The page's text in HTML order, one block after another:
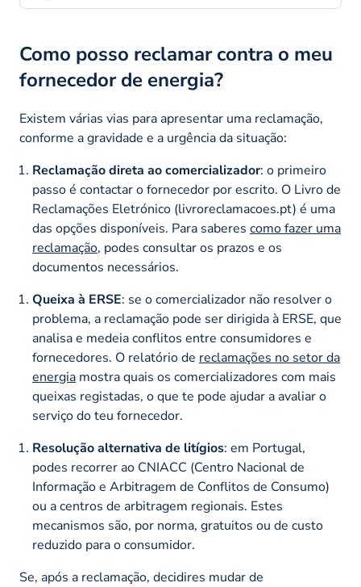
Como posso reclamar contra o meu
fornecedor de energia?
Existem várias vias para apresentar uma reclamação,
conforme a gravidade e a urgência da situação:
Reclamação direta ao comercializador: o primeiro
passo é contactar o fornecedor por escrito. O Livro de
Reclamações Eletrónico (livroreclamacoes.pt) é uma
das opções disponíveis. Para saberes como fazer uma
reclamação, podes consultar os prazos e os
documentos necessários.
Queixa à ERSE: se o comercializador não resolver o
problema, a reclamação pode ser dirigida à ERSE, que
analisa e medeia conflitos entre consumidores e
fornecedores. O relatório de reclamações no setor da
energia mostra quais os comercializadores com mais
queixas registadas, o que te pode ajudar a avaliar o
serviço do teu fornecedor.
Resolução alternativa de litígios: em Portugal,
podes recorrer ao CNIACC (Centro Nacional de
Informação e Arbitragem de Conflitos de Consumo)
ou a centros de arbitragem regionais. Estes
mecanismos são, por norma, gratuitos ou de custo
reduzido para o consumidor.
Se, após a reclamação, decidires mudar de